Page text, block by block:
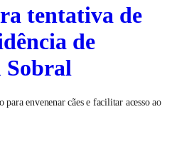
tentativa de
de
Sobral
envenenar cães e facilitar acesso ao